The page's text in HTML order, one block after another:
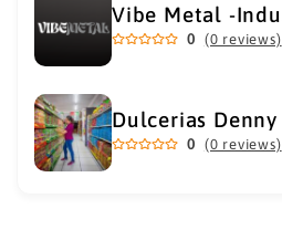
0 (0 reviews)
Dulcerias Denny
0 (0 reviews)